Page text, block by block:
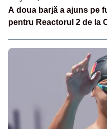
A doua barjă a ajuns pe
pentru Reactorul 2 de la